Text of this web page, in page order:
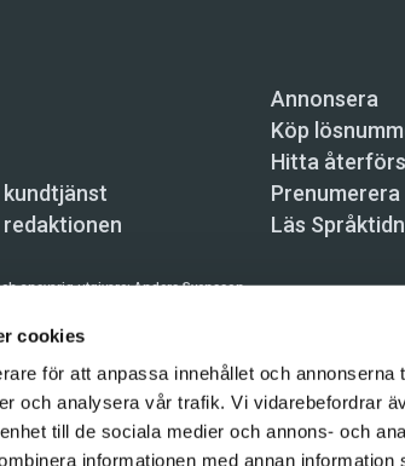
cookies
för att anpassa innehållet och annonserna
och analysera vår trafik. Vi vidarebefordrar
till de sociala medier och annons- och
informationen med annan information
Annonsera
Köp
Hitta
Prenumerera
Läs
ansvarig utgivare:Anders Svensson
Skeppsbron 34, 111 30 Stockholm,
prenumeration: 08-121 062 34 (vardagar 8–17),
automatiska tjänster och maskinläsbara metoder (robotar,
på denna webbplats är upphovsrättsligt skyddat.